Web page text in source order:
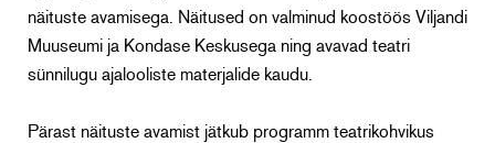
näituste avamisega. Näitused on valminud koostöös Viljandi
Muuseumi ja Kondase Keskusega ning avavad teatri
sünnilugu ajalooliste materjalide kaudu.
Pärast näituste avamist jätkub programm teatrikohvikus